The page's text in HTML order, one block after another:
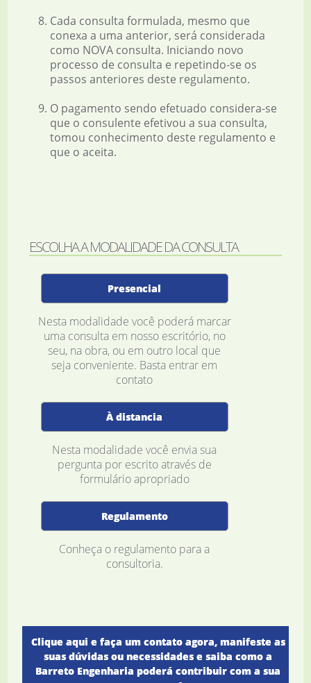
Cada consulta formulada, mesmo que
conexa a uma anterior, será considerada
como NOVA consulta. Iniciando novo
processo de consulta e repetindo-se os
passos anteriores deste regulamento.
O pagamento sendo efetuado considera-se
que o consulente efetivou a sua consulta,
tomou conhecimento deste regulamento e
que o aceita.
ESCOLHA A MODALIDADE DA CONSULTA
Presencial
Nesta modalidade você poderá marcar
uma consulta em nosso escritório, no
seu, na obra, ou em outro local que
seja conveniente. Basta entrar em
contato
À distancia
Nesta modalidade você envia sua
pergunta por escrito através de
formulário apropriado
Regulamento
Conheça o regulamento para a
consultoria.
Clique aqui e faça um contato agora, manifeste as
suas dúvidas ou necessidades e saiba como a
Barreto Engenharia poderá contribuir com a sua